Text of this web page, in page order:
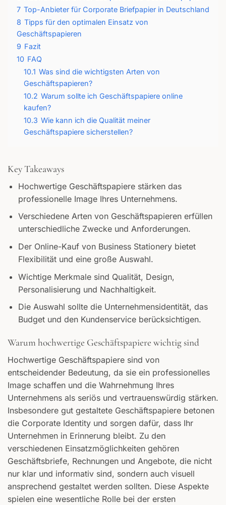
7 Top-Anbieter für Corporate Briefpapier in Deutschland
8 Tipps für den optimalen Einsatz von
Geschäftspapieren
9 Fazit
10 FAQ
10.1 Was sind die wichtigsten Arten von
Geschäftspapieren?
10.2 Warum sollte ich Geschäftspapiere online
kaufen?
10.3 Wie kann ich die Qualität meiner
Geschäftspapiere sicherstellen?
Key Takeaways
Hochwertige Geschäftspapiere stärken das
professionelle Image Ihres Unternehmens.
Verschiedene Arten von Geschäftspapieren erfüllen
unterschiedliche Zwecke und Anforderungen.
Der Online-Kauf von Business Stationery bietet
Flexibilität und eine große Auswahl.
Wichtige Merkmale sind Qualität, Design,
Personalisierung und Nachhaltigkeit.
Die Auswahl sollte die Unternehmensidentität, das
Budget und den Kundenservice berücksichtigen.
Warum hochwertige Geschäftspapiere wichtig sind
Hochwertige Geschäftspapiere sind von
entscheidender Bedeutung, da sie ein professionelles
Image schaffen und die Wahrnehmung Ihres
Unternehmens als seriös und vertrauenswürdig stärken.
Insbesondere gut gestaltete Geschäftspapiere betonen
die Corporate Identity und sorgen dafür, dass Ihr
Unternehmen in Erinnerung bleibt. Zu den
verschiedenen Einsatzmöglichkeiten gehören
Geschäftsbriefe, Rechnungen und Angebote, die nicht
nur klar und informativ sind, sondern auch visuell
ansprechend gestaltet werden sollten. Diese Aspekte
spielen eine wesentliche Rolle bei der ersten